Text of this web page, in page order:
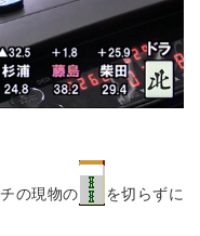
の現物の を切らずに